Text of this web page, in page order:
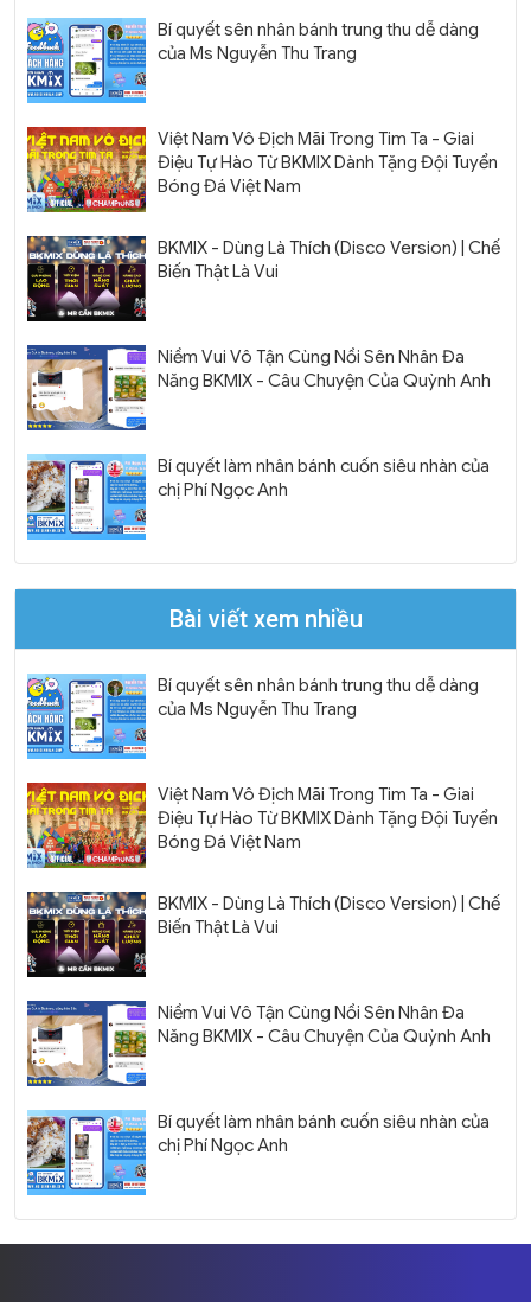
Bí quyết sên nhân bánh trung thu dễ dàng
của Ms Nguyễn Thu Trang
Việt Nam Vô Địch Mãi Trong Tim Ta - Giai
Điệu Tự Hào Từ BKMIX Dành Tặng Đội Tuyển
Bóng Đá Việt Nam
BKMIX - Dùng Là Thích (Disco Version) | Chế
Biến Thật Là Vui
Niềm Vui Vô Tận Cùng Nồi Sên Nhân Đa
Năng BKMIX - Câu Chuyện Của Quỳnh Anh
Bí quyết làm nhân bánh cuốn siêu nhàn của
chị Phí Ngọc Anh
Bài viết xem nhiều
Bí quyết sên nhân bánh trung thu dễ dàng
của Ms Nguyễn Thu Trang
Việt Nam Vô Địch Mãi Trong Tim Ta - Giai
Điệu Tự Hào Từ BKMIX Dành Tặng Đội Tuyển
Bóng Đá Việt Nam
BKMIX - Dùng Là Thích (Disco Version) | Chế
Biến Thật Là Vui
Niềm Vui Vô Tận Cùng Nồi Sên Nhân Đa
Năng BKMIX - Câu Chuyện Của Quỳnh Anh
Bí quyết làm nhân bánh cuốn siêu nhàn của
chị Phí Ngọc Anh